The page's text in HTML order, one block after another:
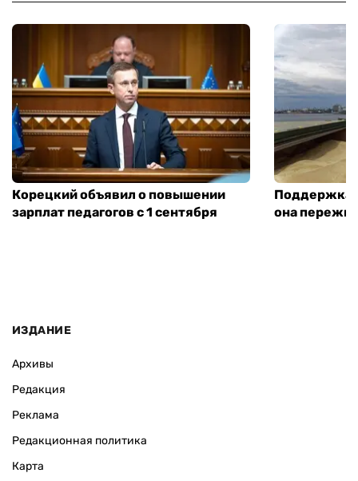
Корецкий объявил о повышении
зарплат педагогов с 1 сентября
Поддержка
она
ИЗДАНИЕ
Архивы
Редакция
Реклама
Редакционная политика
Карта